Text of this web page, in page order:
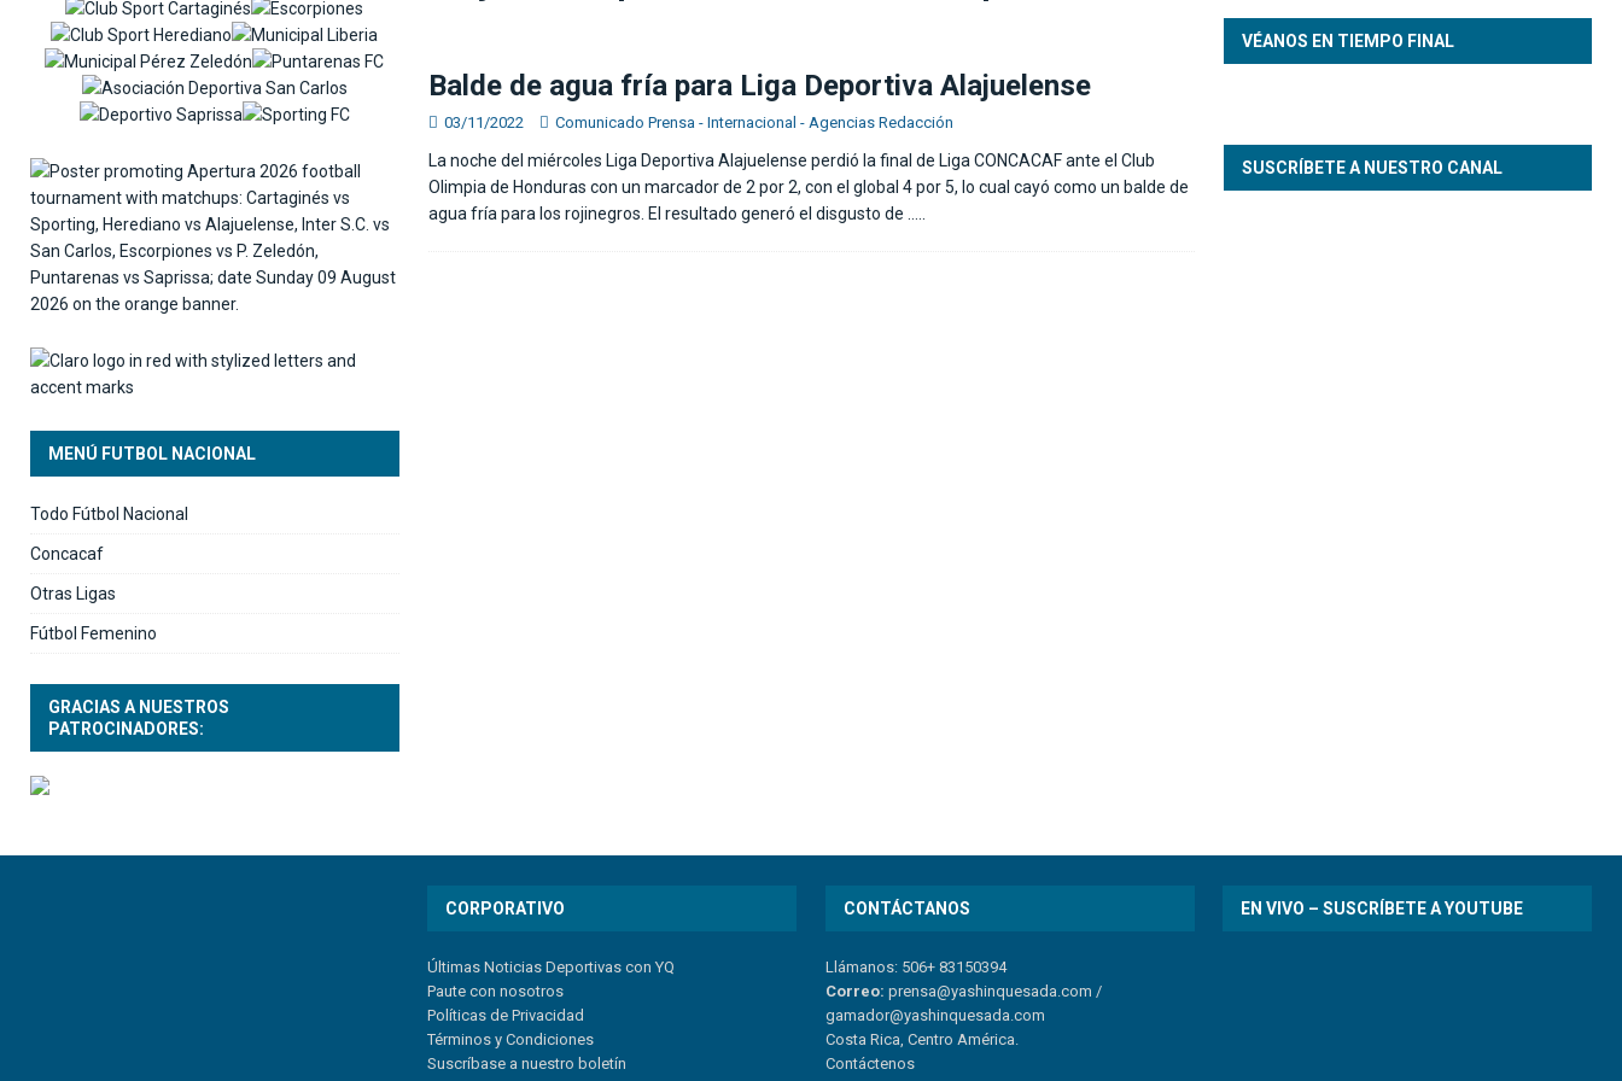
[ 06/08/2026 ] Osael Maroto sobre la ausencia de Costa Rica en el Mundial: “Seguirá doliendo un buen rato más”
SELECCIÓN NACIONAL
Balde de agua fría para Liga Deportiva Alajuelense
03/11/2022 Comunicado Prensa - Internacional - Agencias Redacción
La noche del miércoles Liga Deportiva Alajuelense perdió la final de Liga CONCACAF ante el Club
Olimpia de Honduras con un marcador de 2 por 2, con el global 4 por 5, lo cual cayó como un balde de
agua fría para los rojinegros. El resultado generó el disgusto de
MENÚ FUTBOL NACIONAL
Todo Fútbol Nacional
Concacaf
Otras Ligas
Fútbol Femenino
GRACIAS A NUESTROS
PATROCINADORES:
VÉANOS EN TIEMPO FINAL
SUSCRÍBETE A NUESTRO CANAL
CORPORATIVO
Últimas Noticias Deportivas con YQ
Paute con nosotros
Políticas de Privacidad
Términos y Condiciones
Suscríbase a nuestro boletín
CONTÁCTANOS
Llámanos: 506+ 83150394
Correo: prensa@yashinquesada.com /
gamador@yashinquesada.com
Costa Rica, Centro América.
Contáctenos
EN VIVO – SUSCRÍBETE A YOUTUBE